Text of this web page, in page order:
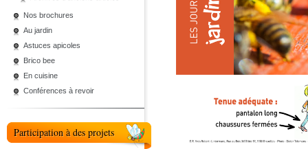
Nos brochures
Au jardin
Astuces apicoles
Brico bee
En cuisine
Conférences à revoir
Participation à des projets